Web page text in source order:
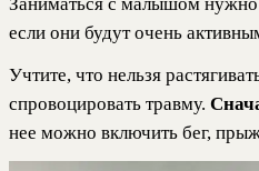
если они будут очень
Учтите, что нельзя
спровоцировать травму.
нее можно включить бег,